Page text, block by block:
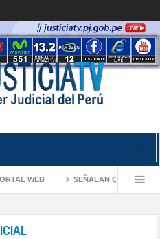
SEÑALAN QUE PROCESOS